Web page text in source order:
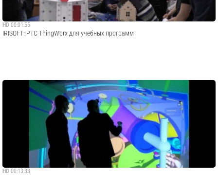
HD 00:01:55
IRISOFT: PTC ThingWorx для учебных программ
HD 00:13:33